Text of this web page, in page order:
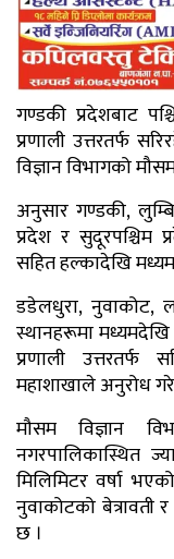
गण्डकी प्रदेशबाट
प्रणाली उत्तरतर्फ
विज्ञान विभागको
अनुसार गण्डकी,
प्रदेश र सुदूरपश्चिम
सहित हल्कादेखि
डडेलधुरा, नुवाकोट,
स्थानहरूमा मध्यमदेखि
प्रणाली
महाशाखाले अनुरोध
मौसम विज्ञान
नगरपालिकास्थित
मिलिमिटर वर्षा
नुवाकोटको बेत्रावती
छ ।